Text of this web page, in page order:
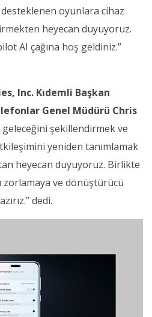
oyunlara cihaz
heyecan duyuyoruz.
AI çağına hoş geldiniz.”
Inc. Kıdemli Başkan
Genel Müdürü Chris
geleceğini şekillendirmek ve
yeniden tanımlamak
heyecan duyuyoruz. Birlikte
zorlamaya ve dönüştürücü
dedi.